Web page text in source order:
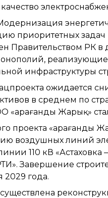
приоритетных
Правительством РК в
инфраструктуры
ожидается
в среднем по
«Қарағанды Жарық»
проекта «Қарағанды
воздушных линий
110 кВ «Астаховка
Завершение
2029 года.